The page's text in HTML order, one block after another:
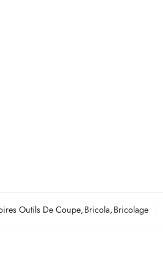
Outils De Coupe,Bricola,Bricolage